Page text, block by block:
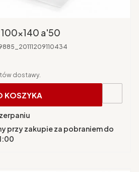
a'50
dostawy.
KOSZYKA
przy zakupie za pobraniem do